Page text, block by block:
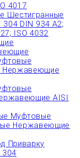
4017
Шестигранные
304 DIN 934 А2;
ISO 4032
Нержавеющие
AISI
Муфтовые
Нержавеющие
Приварку